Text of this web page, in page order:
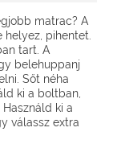
matrac? A
pihentet.
tart. A
belehuppanj
Sőt néha
ki a boltban,
ki a
válassz extra